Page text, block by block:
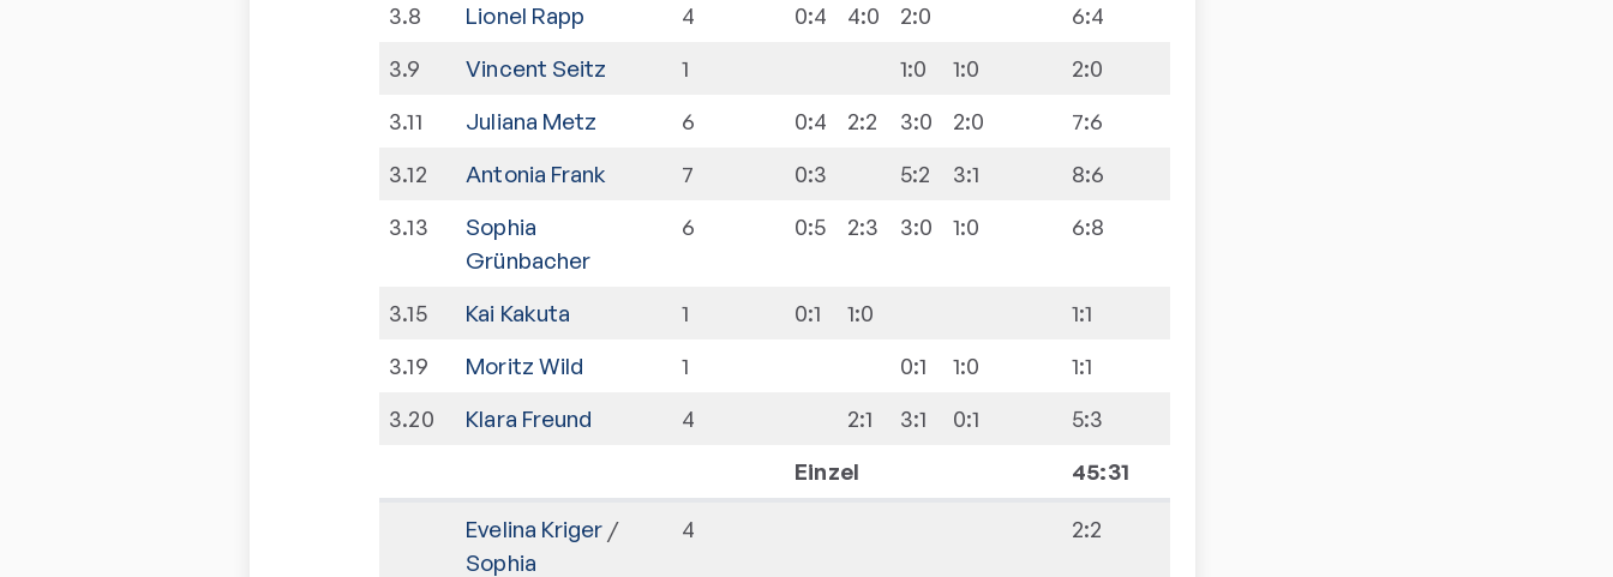
3.8 Lionel Rapp 4 0:4 4:0 2:0 6:4
3.9 Vincent Seitz 1 1:0 1:0 2:0
3.11 Juliana Metz 6 0:4 2:2 3:0 2:0 7:6
3.12 Antonia Frank 7 0:3 5:2 3:1 8:6
3.13
Sophia
Grünbacher
6 0:5 2:3 3:0 1:0 6:8
3.15 Kai Kakuta 1 0:1 1:0 1:1
3.19 Moritz Wild 1 0:1 1:0 1:1
3.20 Klara Freund 4 2:1 3:1 0:1 5:3
Einzel
45:31
Evelina Kriger /
Sophia
4 2:2